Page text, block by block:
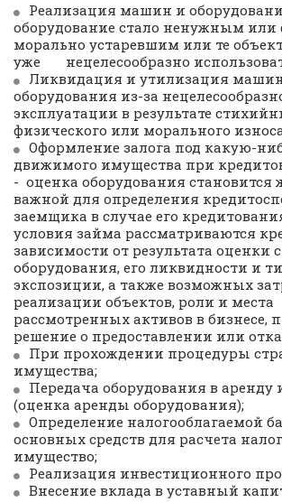
Огромный
работы
оценщиков
Средний стаж работы
Реализация машин и
оборудование стало ненужным или
морально устаревшим или те
уже       нецелесообразно
Ликвидация и утилизация
оборудования из-за
эксплуатации в результате
физического или морального
Оформление залога под какую-
движимого имущества при
-  оценка оборудования
важной для определения
заемщика в случае его
условия займа рассматриваются
зависимости от результата оценки
оборудования, его ликвидности и
экспозиции, а также возможных
реализации объектов, роли и места
рассмотренных активов в бизнесе,
решение о предоставлении или
При прохождении процедуры
имущества;
Передача оборудования в аренду
(оценка аренды оборудования);
Определение налогооблагаемой
основных средств для расчета
имущество;
Реализация инвестиционного
Внесение вклада в уставный